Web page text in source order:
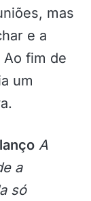
mas
e a
Ao fim de
um
A
a
só